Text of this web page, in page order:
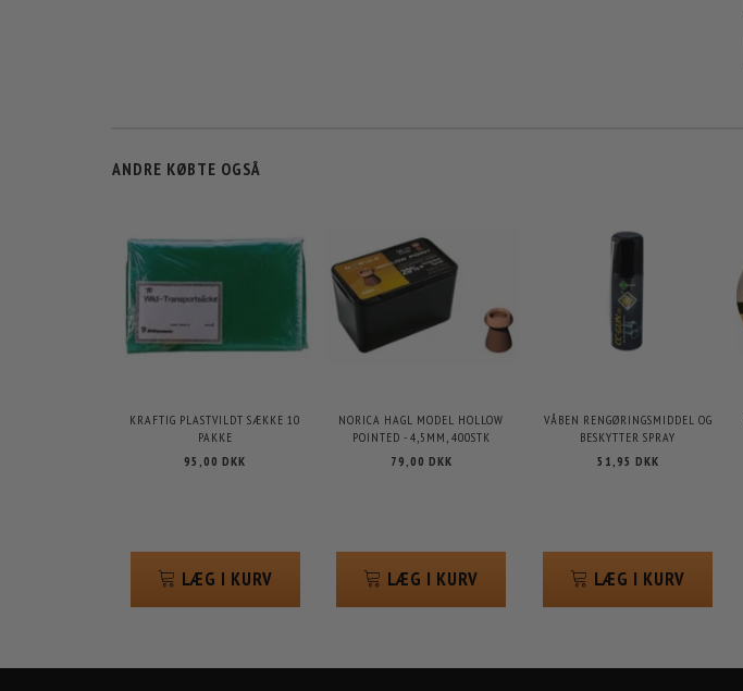
ANDRE KØBTE OGSÅ
KRAFTIG PLASTVILDT SÆKKE 10
PAKKE
95,00 DKK
LÆG I KURV
NORICA HAGL MODEL HOLLOW
POINTED - 4,5MM, 400STK
79,00 DKK
LÆG I KURV
VÅBEN RENGØRINGSMIDDEL OG
BESKYTTER SPRAY
51,95 DKK
LÆG I KURV